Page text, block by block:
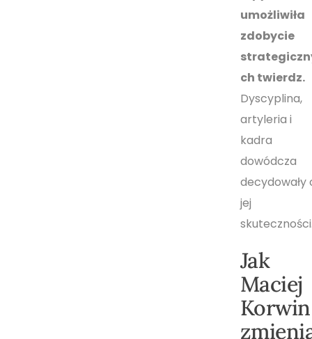
umożliwiła
zdobycie
ch twierdz.
Dyscyplina,
artyleria i
kadra
dowódcza
decydowały
jej
Jak
Maciej
Korwin